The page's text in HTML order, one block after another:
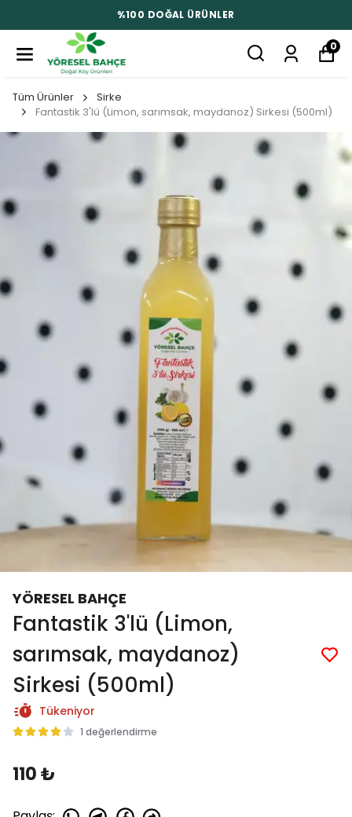
%100 DOĞAL ÜRÜNLER
0
Tüm Ürünler
Sirke
Fantastik 3'lü (Limon, sarımsak, maydanoz) Sirkesi (500ml)
YÖRESEL BAHÇE
Fantastik 3'lü (Limon,
sarımsak, maydanoz)
Sirkesi (500ml)
Tükeniyor
1 değerlendirme
110 ₺